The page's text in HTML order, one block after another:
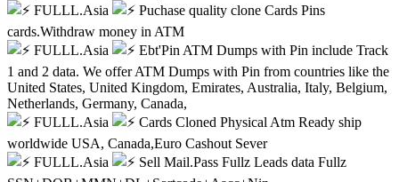
FULLL.Asia
Puchase quality clone Cards Pins
cards.Withdraw money in ATM
FULLL.Asia
Ebt'Pin ATM Dumps with Pin include Track
1 and 2 data. We offer ATM Dumps with Pin from countries like the
United States, United Kingdom, Emirates, Australia, Italy, Belgium,
Netherlands, Germany, Canada,
FULLL.Asia
Cards Cloned Physical Atm Ready ship
worldwide USA, Canada,Euro Cashout Sever
FULLL.Asia
Sell Mail.Pass Fullz Leads data Fullz